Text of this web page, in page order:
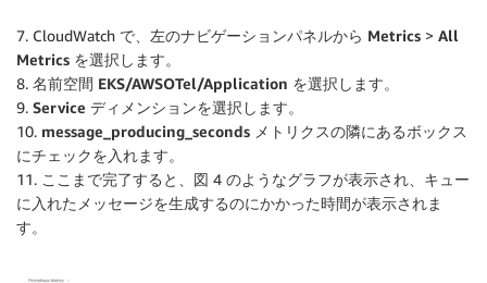
7. CloudWatch で、左のナビゲーションパネルから Metrics > All
Metrics を選択します。
8. 名前空間 EKS/AWSOTel/Application を選択します。
9. Service ディメンションを選択します。
10. message_producing_seconds メトリクスの隣にあるボックス
にチェックを入れます。
11. ここまで完了すると、図 4 のようなグラフが表示され、キュー
に入れたメッセージを生成するのにかかった時間が表示されま
す。